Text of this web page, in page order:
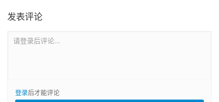
发表评论
请登录后评论...
登录后才能评论